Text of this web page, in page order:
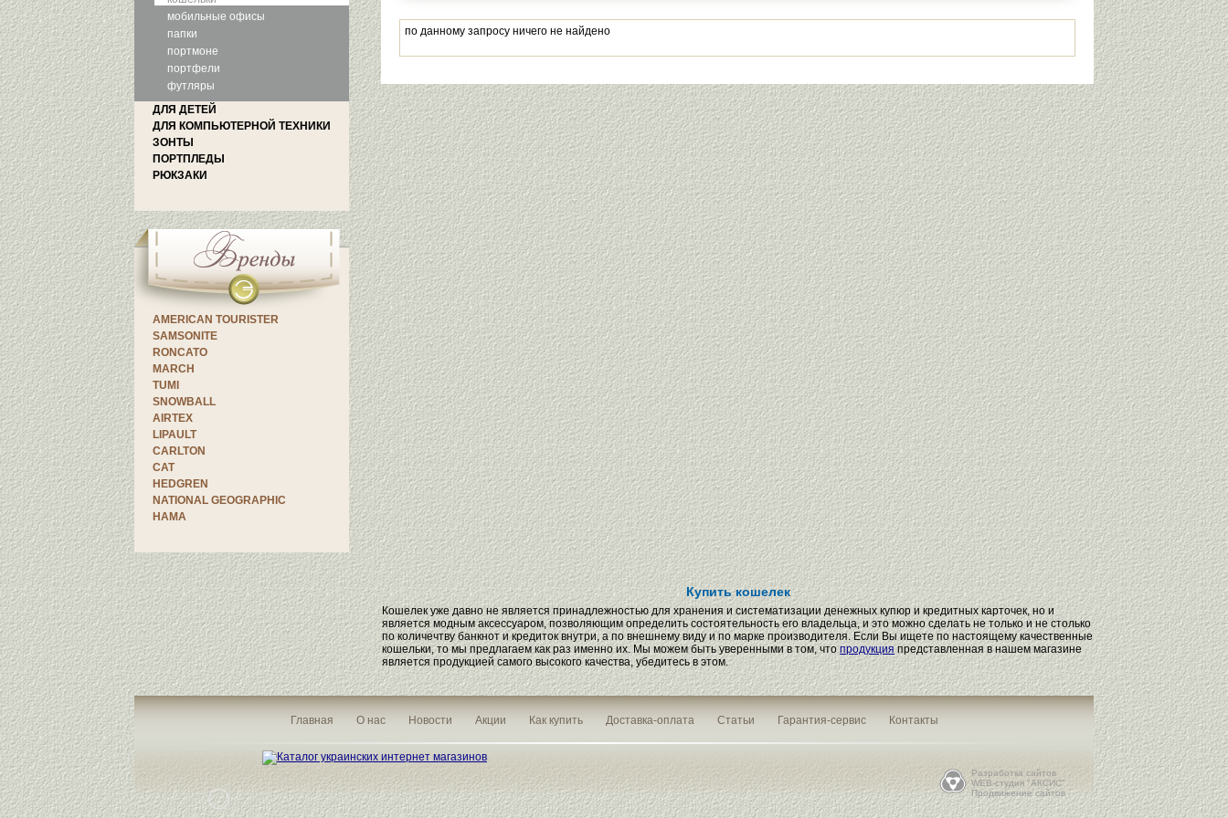
мобильные офисы
папки
портмоне
портфели
футляры
ДЛЯ ДЕТЕЙ
ДЛЯ КОМПЬЮТЕРНОЙ ТЕХНИКИ
ЗОНТЫ
ПОРТПЛЕДЫ
РЮКЗАКИ
AMERICAN TOURISTER
SAMSONITE
RONCATO
MARCH
TUMI
SNOWBALL
AIRTEX
LIPAULT
CARLTON
CAT
HEDGREN
NATIONAL GEOGRAPHIC
HAMA
по данному запросу ничего не найдено
Купить кошелек
Кошелек уже давно не является принадлежностью для хранения и систематизации денежных купюр и кредитных карточек, но и
является модным аксессуаром, позволяющим определить состоятельность его владельца, и это можно сделать не только и не столько
по количечтву банкнот и кредиток внутри, а по внешнему виду и по марке производителя. Если Вы ищете по настоящему качественные
кошельки, то мы предлагаем как раз именно их. Мы можем быть уверенными в том, чтопродукцияпредставленная в нашем магазине
является продукцией самого высокого качества, убедитесь в этом.
Главная О нас Новости Акции Как купить Доставка-оплата Статьи Гарантия-сервис Контакты
Разработка сайтов
WEB-студия "АКСИС"
Продвижение сайтов